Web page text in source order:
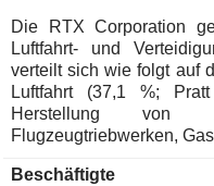
Die RTX Corporation
Luftfahrt- und
verteilt sich wie folgt auf
Luftfahrt (37,1 %;
Herstellung von
Flugzeugtriebwerken,
und
Beschäftigte